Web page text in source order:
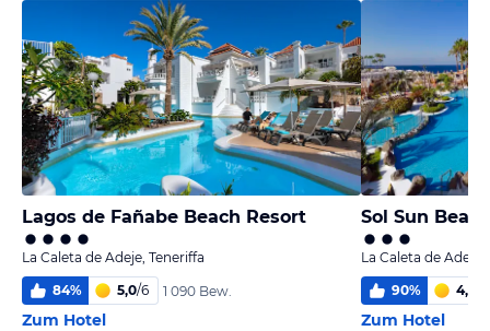
Lagos de Fañabe Beach Resort
La Caleta de Adeje, Teneriffa
84% 5,0/6 1 090 Bew.
Zum Hotel
Sol Sun
La Caleta de Adeje,
90% 4,9
Zum Hotel